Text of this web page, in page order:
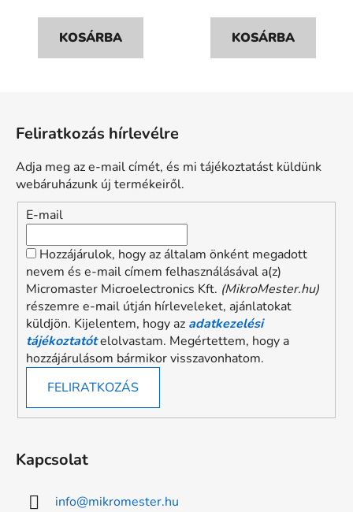
ből
KOSÁRBA
ből
KOSÁRBA
Feliratkozás hírlevélre
Adja meg az e-mail címét, és mi tájékoztatást küldünk
webáruházunk új termékeiről.
E-mail
Hozzájárulok, hogy az általam önként megadott
nevem és e-mail címem felhasználásával a(z)
Micromaster Microelectronics Kft. (MikroMester.hu)
részemre e-mail útján hírleveleket, ajánlatokat
küldjön. Kijelentem, hogy az adatkezelési
tájékoztatótelolvastam. Megértettem, hogy a
hozzájárulásom bármikor visszavonhatom.
FELIRATKOZÁS
Kapcsolat
info@mikromester.hu